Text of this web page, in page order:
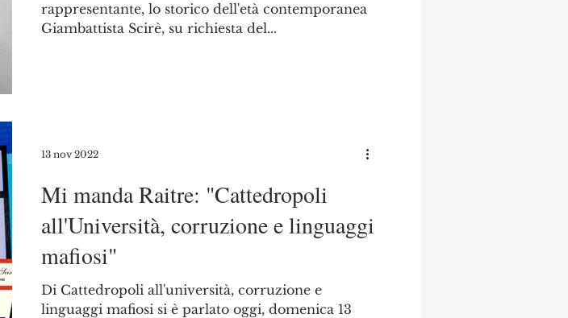
rappresentante, lo storico dell'età contemporanea
Giambattista Scirè, su richiesta del...
Mi manda Raitre: "Cattedropoli
all'Università, corruzione e linguaggi
mafiosi"
Di Cattedropoli all'università, corruzione e
linguaggi mafiosi si è parlato oggi, domenica 13
13 nov 2022